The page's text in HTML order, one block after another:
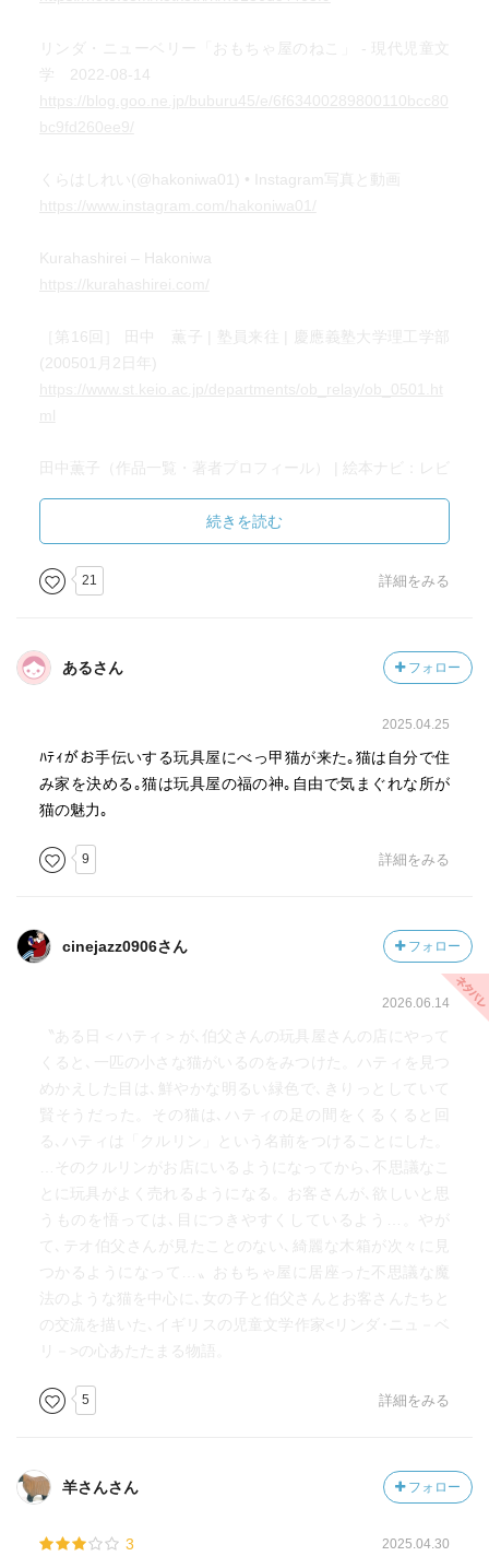
擦れ合う、あの感じ！
もう、たまらなく可愛い、至福の時間です。
リンダ・ニューベリー「おもちゃ屋のねこ」 - 現代児童文
学 2022-08-14
くらはしれい(@hakoniwa01) • Instagram写真と動画
Kurahashirei – Hakoniwa
［第16回］ 田中 薫子 | 塾員来往 | 慶應義塾大学理工学部
(200501月2日年)
田中薫子（作品一覧・著者プロフィール） | 絵本ナビ：レビ
https://www.ehonnavi.net/author.asp?n=13975
おもちゃ屋のねこ - 徳間書店
https://www.tokuma.jp/book/b605615.html
続きを読む
21 詳細をみる
あるさん フォロー
2025.04.25
ﾊﾃｨがお手伝いする玩具屋にべっ甲猫が来た｡猫は自分で住
み家を決める｡猫は玩具屋の福の神｡自由で気まぐれな所が
猫の魅力｡
9 詳細をみる
cinejazz0906さん フォロー
2026.06.14
〝ある日＜ハティ＞が､伯父さんの玩具屋さんの店にやって
くると､一匹の小さな猫がいるのをみつけた。ハティを見つ
めかえした目は､鮮やかな明るい緑色で､きりっとしていて
賢そうだった。その猫は､ハティの足の間をくるくると回
る､ハティは「クルリン」という名前をつけることにした。
…そのクルリンがお店にいるようになってから､不思議なこ
とに玩具がよく売れるようになる。お客さんが､欲しいと思
うものを悟っては､目につきやすくしているよう…。やが
て､テオ伯父さんが見たことのない､綺麗な木箱が次々に見
つかるようになって…〟おもちゃ屋に居座った不思議な魔
法のような猫を中心に､女の子と伯父さんとお客さんたちと
の交流を描いた､イギリスの児童文学作家<リンダ･ニュ－ベ
リ－>の心あたたまる物語。
5 詳細をみる
羊さんさん フォロー
3 2025.04.30